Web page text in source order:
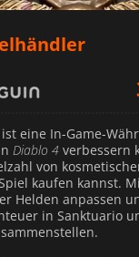
ist eine In-Game-
Diablo 4 verbessern
von
kaufen kannst.
Helden anpassen
in Sanktuario